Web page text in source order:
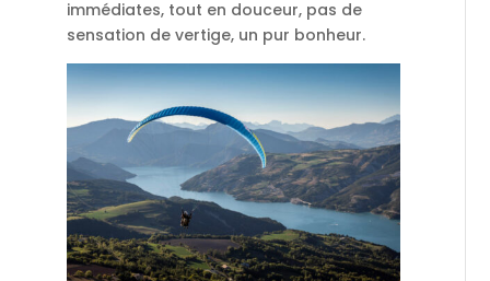
immédiates, tout en douceur, pas de
sensation de vertige, un pur bonheur.